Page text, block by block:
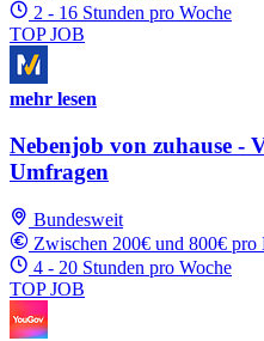
2 - 16 Stunden pro Woche
TOP JOB
mehr lesen
Nebenjob von zuhause -
Umfragen
Bundesweit
Zwischen 200€ und 800€ pro
4 - 20 Stunden pro Woche
TOP JOB